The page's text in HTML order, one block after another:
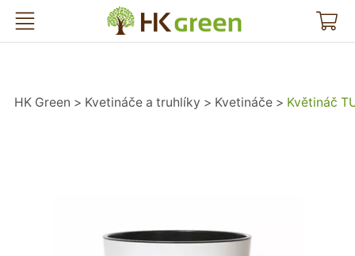
HK Green
HK Green Kvetináče a truhlíky Kvetináče Květináč